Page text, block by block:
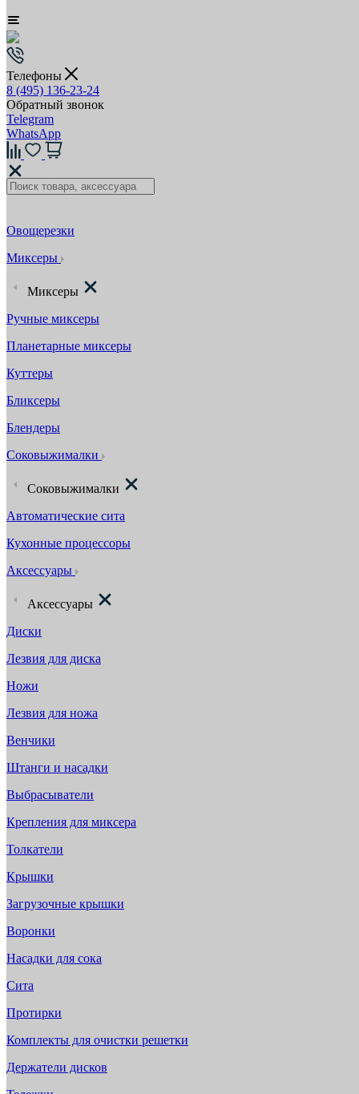
Телефоны
8 (495) 136-23-24
Обратный звонок
Telegram
WhatsApp
Овощерезки
Миксеры
Миксеры
Ручные миксеры
Планетарные миксеры
Куттеры
Бликсеры
Блендеры
Соковыжималки
Соковыжималки
Автоматические сита
Кухонные процессоры
Аксессуары
Аксессуары
Диски
Лезвия для диска
Ножи
Лезвия для ножа
Венчики
Штанги и насадки
Выбрасыватели
Крепления для миксера
Толкатели
Крышки
Загрузочные крышки
Воронки
Насадки для сока
Сита
Протирки
Комплекты для очистки решетки
Держатели дисков